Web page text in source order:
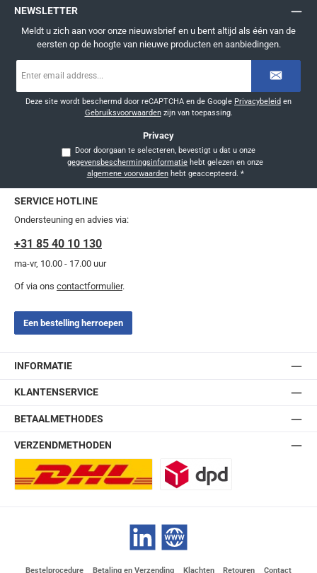
NEWSLETTER
Meldt u zich aan voor onze nieuwsbrief en u bent altijd als één van de
eersten op de hoogte van nieuwe producten en aanbiedingen.
mailadres
Deze site wordt beschermd door reCAPTCHA en de Google Privacybeleid en
Gebruiksvoorwaardenzijn van toepassing.
Privacy
Door doorgaan te selecteren, bevestigt u dat u onze
gegevensbeschermingsinformatie
algemene voorwaardenhebt geaccepteerd. *
SERVICE HOTLINE
Ondersteuning en advies via:
+31 85 40 10 130
ma-vr, 10.00 - 17.00 uur
Of via ons contactformulier.
Een bestelling herroepen
INFORMATIE
KLANTENSERVICE
BETAALMETHODES
VERZENDMETHODEN
LinkedIn Website
Bestelprocedure Betaling en Verzending Klachten Retouren Contact